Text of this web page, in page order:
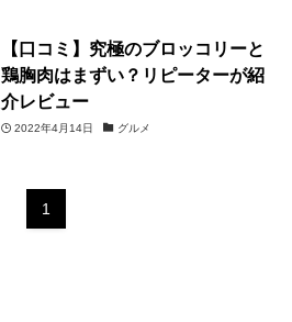
【口コミ】究極のブロッコリーと
鶏胸肉はまずい？リピーターが紹
介レビュー
2022年4月14日 グルメ
1